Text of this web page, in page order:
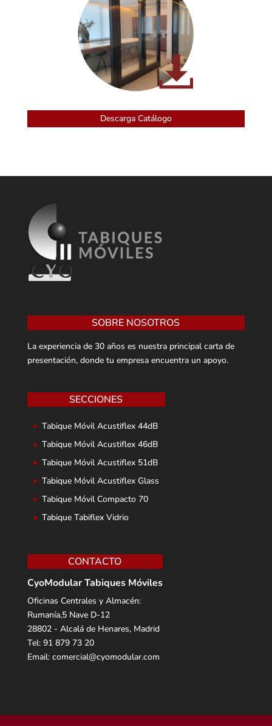
Descarga Catálogo
SOBRE NOSOTROS
La experiencia de 30 años es nuestra principal carta de
presentación, donde tu empresa encuentra un apoyo.
SECCIONES
Tabique Móvil Acustiflex 44dB
Tabique Móvil Acustiflex 46dB
Tabique Móvil Acustiflex 51dB
Tabique Móvil Acustiflex Glass
Tabique Móvil Compacto 70
Tabique Tabiflex Vidrio
CONTACTO
CyoModular Tabiques Móviles
Oficinas Centrales y Almacén:
Rumanía,5 Nave D-12
28802 - Alcalá de Henares, Madrid
Tel: 91 879 73 20
Email: comercial@cyomodular.com